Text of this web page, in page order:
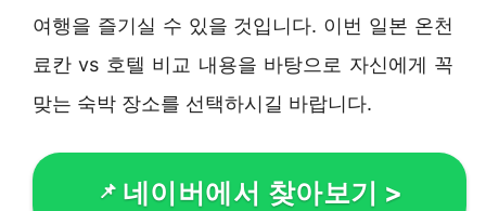
여행을 즐기실 수 있을 것입니다. 이번 일본 온천
료칸 vs 호텔 비교 내용을 바탕으로 자신에게 꼭
맞는 숙박 장소를 선택하시길 바랍니다.
네이버에서 찾아보기 >